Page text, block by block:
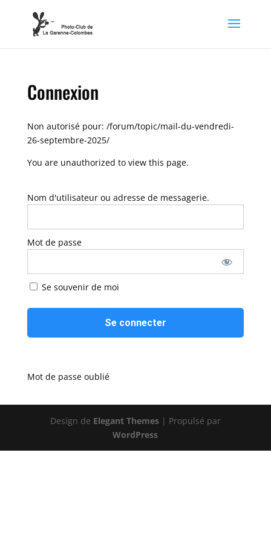
Connexion
Non autorisé pour: /forum/topic/mail-du-vendredi-
26-septembre-2025/
You are unauthorized to view this page.
Nom d'utilisateur ou adresse de messagerie.
Mot de passe
Se souvenir de moi
Mot de passe oublié
Design de Elegant Themes| Propulsé par
WordPress